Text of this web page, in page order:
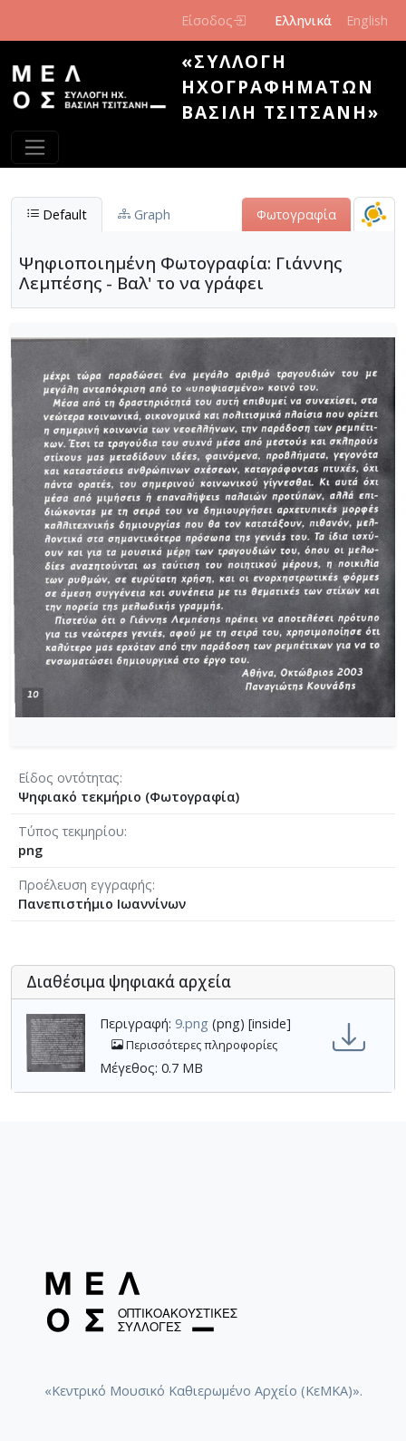
Είσοδος Ελληνικά English
«ΣΥΛΛΟΓΉ
ΗΧΟΓΡΑΦΗΜΆΤΩΝ
ΒΑΣΊΛΗ ΤΣΙΤΣΆΝΗ»
Default Graph Φωτογραφία
Ψηφιοποιημένη Φωτογραφία: Γιάννης
Λεμπέσης - Βαλ' το να γράφει
Είδος οντότητας
Ψηφιακό τεκμήριο (Φωτογραφία)
Τύπος τεκμηρίου
png
Προέλευση εγγραφής
Πανεπιστήμιο Ιωαννίνων
Διαθέσιμα ψηφιακά αρχεία
Περιγραφή: 9.png (png) [inside]
Περισσότερες πληροφορίες
Μέγεθος: 0.7 MB
«Κεντρικό Μουσικό Καθιερωμένο Αρχείο (ΚεΜΚΑ)».